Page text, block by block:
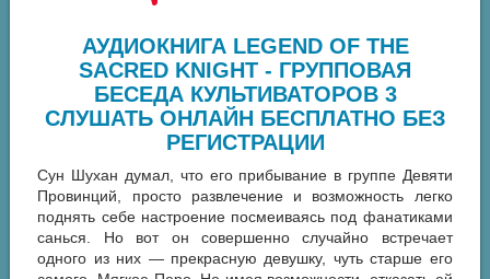
АУДИОКНИГА LEGEND OF THE
SACRED KNIGHT - ГРУППОВАЯ
БЕСЕДА КУЛЬТИВАТОРОВ 3
СЛУШАТЬ ОНЛАЙН БЕСПЛАТНО БЕЗ
РЕГИСТРАЦИИ
Сун Шухан думал, что его прибывание в группе Девяти
Провинций, просто развлечение и возможность легко
поднять себе настроение посмеиваясь под фанатиками
санься. Но вот он совершенно случайно встречает
одного из них — прекрасную девушку, чуть старше его